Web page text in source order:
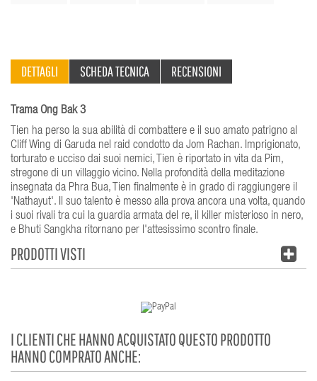
DETTAGLI SCHEDA TECNICA RECENSIONI
Trama Ong Bak 3
Tien ha perso la sua abilità di combattere e il suo amato patrigno al
Cliff Wing di Garuda nel raid condotto da Jom Rachan. Imprigionato,
torturato e ucciso dai suoi nemici, Tien è riportato in vita da Pim,
stregone di un villaggio vicino. Nella profondità della meditazione
insegnata da Phra Bua, Tien finalmente è in grado di raggiungere il
'Nathayut'. Il suo talento è messo alla prova ancora una volta, quando
i suoi rivali tra cui la guardia armata del re, il killer misterioso in nero,
e Bhuti Sangkha ritornano per l'attesissimo scontro finale.
PRODOTTI VISTI
I CLIENTI CHE HANNO ACQUISTATO QUESTO PRODOTTO
HANNO COMPRATO ANCHE: